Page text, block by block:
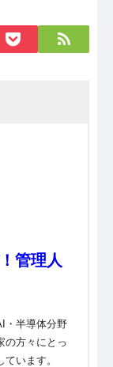
管理人
・半導体分野
の方々にとっ
います。